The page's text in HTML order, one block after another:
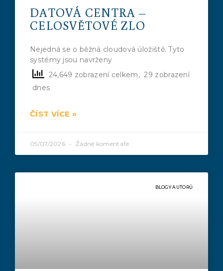
DATOVÁ CENTRA –
CELOSVĚTOVÉ ZLO
Nejedná se o běžná cloudová úložiště. Tyto
systémy jsou navrženy
24,649 zobrazení celkem, 29 zobrazení
dnes
ČÍST VÍCE »
05/07/2026 Žádné komentáře
BLOGY AUTORŮ